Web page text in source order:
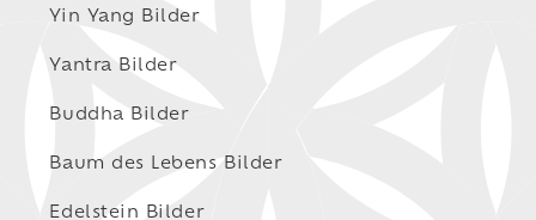
Yin Yang Bilder
Yantra Bilder
Buddha Bilder
Baum des Lebens Bilder
Edelstein Bilder